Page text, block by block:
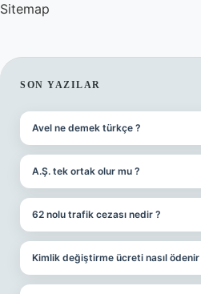
Sitemap
SIDEBAR
SON YAZILAR
Avel ne demek türkçe ?
A.Ş. tek ortak olur mu ?
62 nolu trafik cezası nedir ?
Kimlik değiştirme ücreti nasıl ödenir